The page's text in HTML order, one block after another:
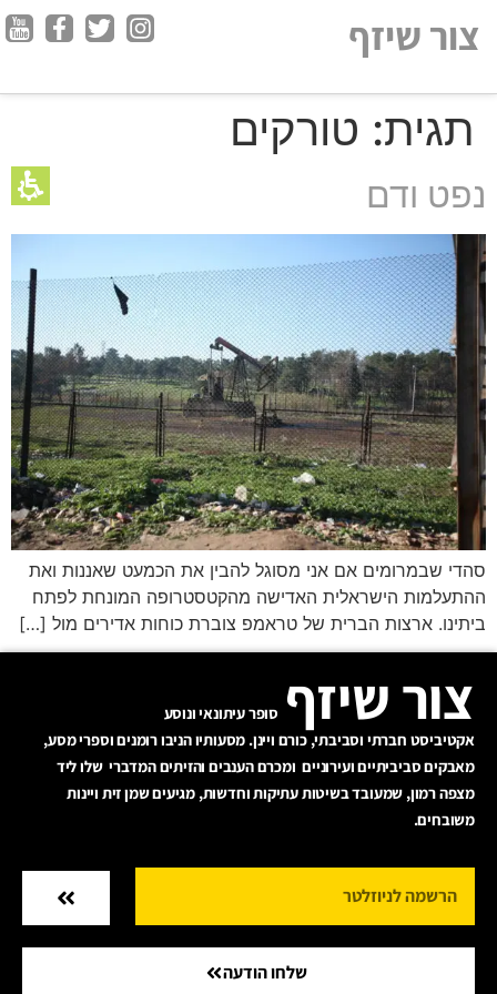
של
אינטרנט,
לחץ
אנטר
לעבור
תוכן
מרכזי
צור שיזף
תגית: טורקים
נפט ודם
סהדי שבמרומים אם אני מסוגל להבין את הכמעט שאננות ואת
ההתעלמות הישראלית האדישה מהקטסטרופה המונחת לפתח
ביתינו. ארצות הברית של טראמפ צוברת כוחות אדירים מול […]
צור שיזף סופר עיתונאי ונוסע
אקטיביסט חברתי וסביבתי, כורם ויינן. מסעותיו הניבו רומנים וספרי מסע,
מאבקים סביביתיים ועירוניים ומכרם הענבים והזיתים המדברי שלו ליד
מצפה רמון, שמעובד בשיטות עתיקות וחדשות, מגיעים שמן זית ויינות
משובחים.
שלחו הודעה